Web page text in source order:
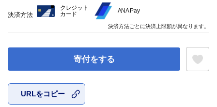
寄付をする
URLをコピー
決済方法
クレジット
カード
ANA Pay
決済方法ごとに決済上限額が異なります。